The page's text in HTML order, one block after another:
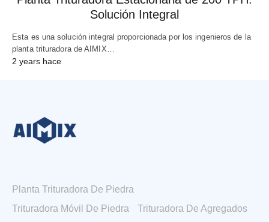
Solución Integral
Esta es una solución integral proporcionada por los ingenieros de la
planta trituradora de AIMIX…
2 years hace
Planta Trituradora De Piedra
Trituradora Móvil De Piedra
Trituradora De Agregados